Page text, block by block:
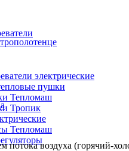
электрические
пушки
Тепломаш
Тропик
Тепломаш
потока воздуха